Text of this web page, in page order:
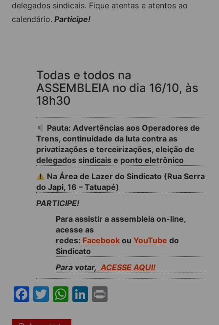
delegados sindicais. Fique atentas e atentos ao
calendário. Participe!
Todas e todos na
ASSEMBLEIA no dia 16/10, às
18h30
Pauta: Advertências aos Operadores de
Trens, continuidade da luta contra as
privatizações e terceirizações, eleição de
delegados sindicais e ponto eletrônico
Na Área de Lazer do Sindicato (Rua Serra
do Japi, 16 – Tatuapé)
PARTICIPE!
Para assistir a assembleia on-line,
acesse as
redes: Facebookou YouTube do
Sindicato
Para votar, ACESSE AQUI!
F T W Li